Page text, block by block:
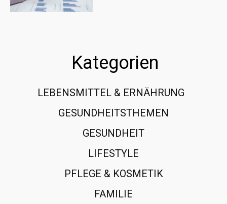
Kategorien
LEBENSMITTEL & ERNÄHRUNG
GESUNDHEITSTHEMEN
GESUNDHEIT
LIFESTYLE
PFLEGE & KOSMETIK
FAMILIE